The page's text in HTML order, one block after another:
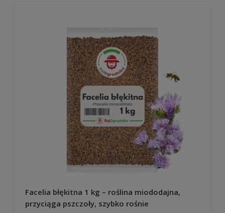
Facelia błękitna 1 kg – roślina miododajna,
przyciąga pszczoły, szybko rośnie